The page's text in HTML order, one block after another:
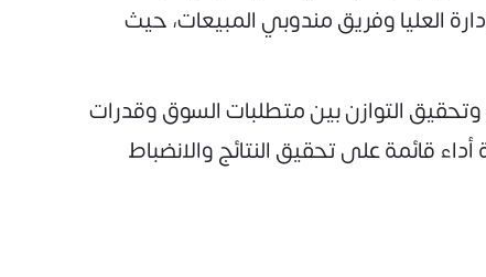
العليا وفريق مندوبي المبيعات، حيث
التوازن بين متطلبات السوق وقدرات
قائمة على تحقيق النتائج والانضباط